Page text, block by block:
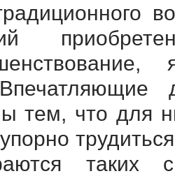
тем, что для
таких